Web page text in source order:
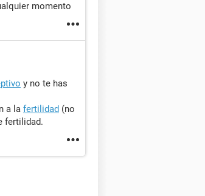
momento
y no te has
a la fertilidad (no
fertilidad.